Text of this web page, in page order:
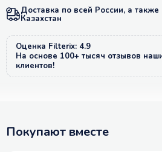
Доставка по всей России, а также
Казахстан
Оценка Filterix: 4.9
На основе 100+ тысяч отзывов
клиентов!
Покупают вместе